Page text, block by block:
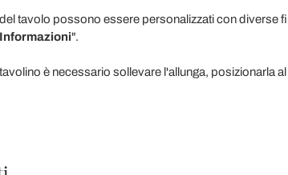
tavolo possono essere personalizzati con diverse
".
è necessario sollevare l'allunga, posizionarla